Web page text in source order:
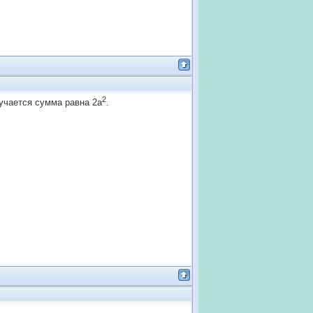
сумма равна 2а2.